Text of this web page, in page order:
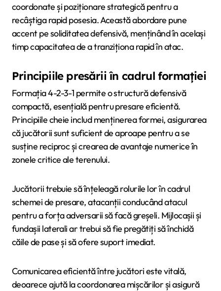
coordonate și poziționare strategică pentru a
recâștiga rapid posesia. Această abordare pune
accent pe soliditatea defensivă, menținând în același
timp capacitatea de a tranziționa rapid în atac.
Principiile presării în cadrul formației
Formația 4-2-3-1 permite o structură defensivă
compactă, esențială pentru presare eficientă.
Principiile cheie includ menținerea formei, asigurarea
că jucătorii sunt suficient de aproape pentru a se
susține reciproc și crearea de avantaje numerice în
zonele critice ale terenului.
Jucătorii trebuie să înțeleagă rolurile lor în cadrul
schemei de presare, atacanții conducând atacul
pentru a forța adversarii să facă greșeli. Mijlocașii și
fundașii laterali ar trebui să fie pregătiți să închidă
căile de pase și să ofere suport imediat.
Comunicarea eficientă între jucători este vitală,
deoarece ajută la coordonarea mișcărilor și asigură